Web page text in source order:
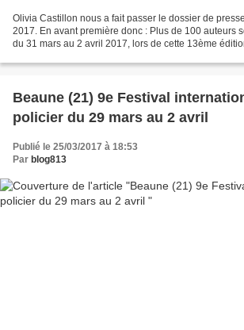
Olivia Castillon nous a fait passer le dossier de
2017. En avant première donc : Plus de 100 auteurs
du 31 mars au 2 avril 2017, lors de cette 13ème
Beaune (21) 9e Festival
policier du 29 mars au 2 avril
Publié le 25/03/2017 à 18:53
Par blog813